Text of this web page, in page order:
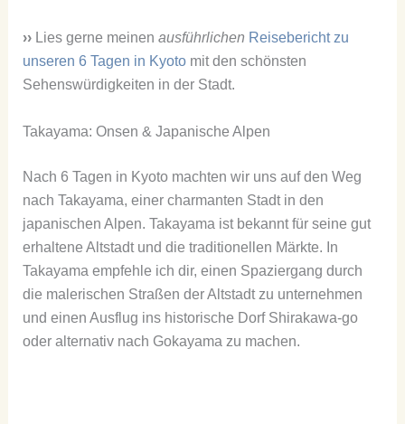
››Lies gerne meinen ausführlichen Reisebericht zu
unseren 6 Tagen in Kyotomit den schönsten
Sehenswürdigkeiten in der Stadt.
Takayama: Onsen & Japanische Alpen
Nach 6 Tagen in Kyoto machten wir uns auf den Weg
nach Takayama, einer charmanten Stadt in den
japanischen Alpen. Takayama ist bekannt für seine gut
erhaltene Altstadt und die traditionellen Märkte. In
Takayama empfehle ich dir, einen Spaziergang durch
die malerischen Straßen der Altstadt zu unternehmen
und einen Ausflug ins historische Dorf Shirakawa-go
oder alternativ nach Gokayama zu machen.